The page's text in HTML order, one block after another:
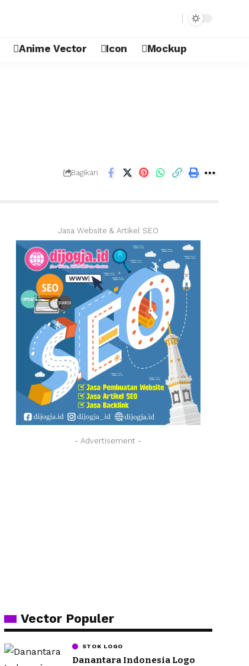
Anime Vector Icon Mockup
Bagikan
Jasa Website & Artikel SEO
- Advertisement -
Vector Populer
STOK LOGO
Danantara Indonesia Logo